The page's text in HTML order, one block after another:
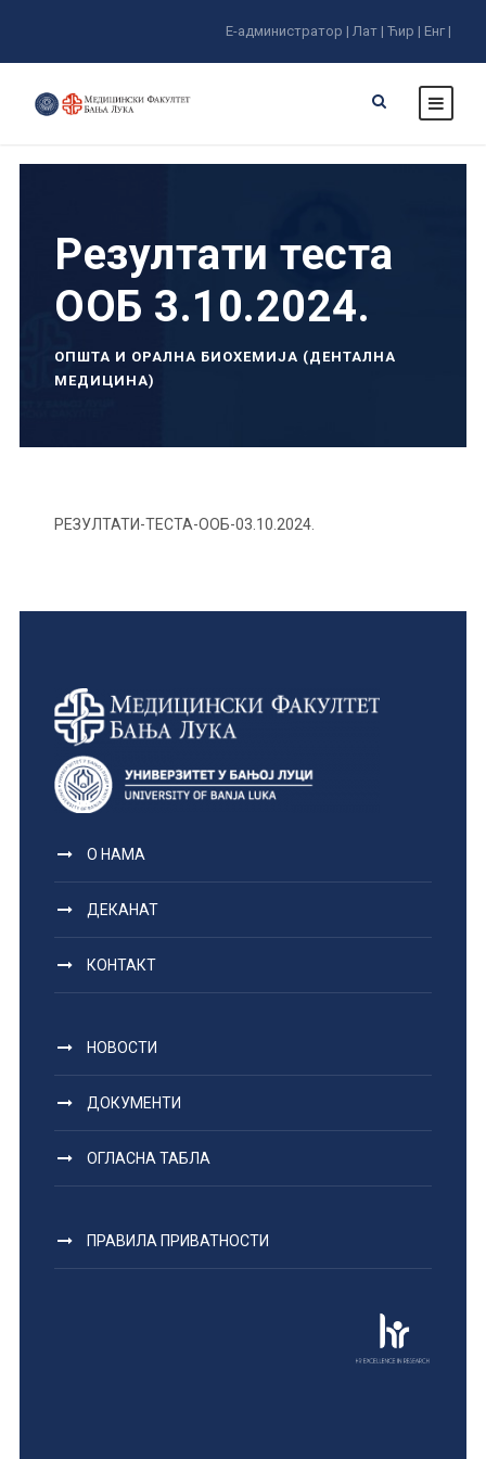
Е-администратор | Лат | Ћир | Енг |
Резултати теста
ООБ 3.10.2024.
ОПШТА И ОРАЛНА БИОХЕМИЈА (ДЕНТАЛНА
МЕДИЦИНА)
РЕЗУЛТАТИ-ТЕСТА-ООБ-03.10.2024.
О НАМА
ДЕКАНАТ
КОНТАКТ
НОВОСТИ
ДОКУМЕНТИ
ОГЛАСНА ТАБЛА
ПРАВИЛА ПРИВАТНОСТИ